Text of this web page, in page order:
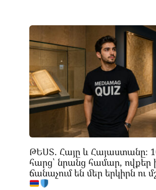
ԹԵՍՏ. Հայը և Հայաստանը։
հարց՝ նրանց համար, ովքեր
ճանաչում են մեր երկիրն ու